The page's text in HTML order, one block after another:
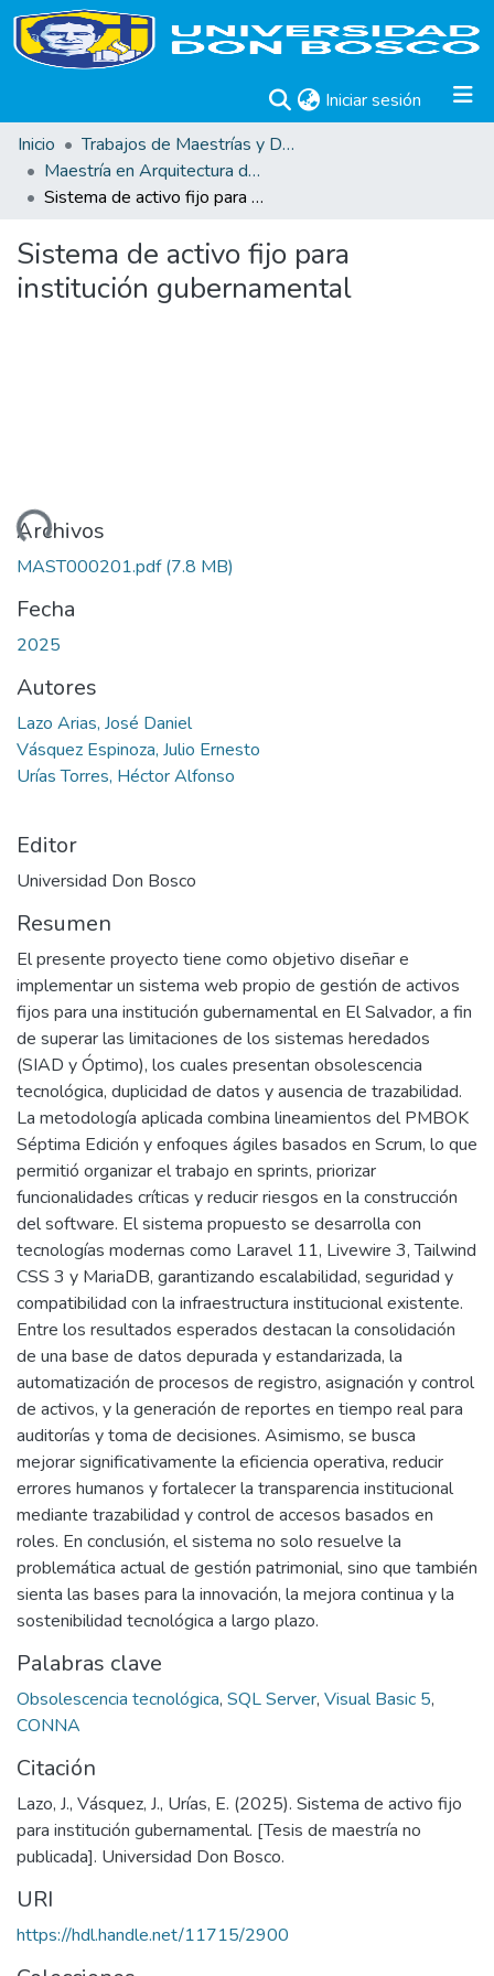
Iniciar sesión (current)
Inicio
Trabajos de Maestrías y Doctorados
Maestría en Arquitectura de Software
Sistema de activo fijo para institución gubernamental
Sistema de activo fijo para
institución gubernamental
Archivos
MAST000201.pdf(7.8 MB)
Fecha
2025
Autores
Lazo Arias, José Daniel
Vásquez Espinoza, Julio Ernesto
Urías Torres, Héctor Alfonso
Editor
Universidad Don Bosco
Resumen
El presente proyecto tiene como objetivo diseñar e
implementar un sistema web propio de gestión de activos
fijos para una institución gubernamental en El Salvador, a fin
de superar las limitaciones de los sistemas heredados
(SIAD y Óptimo), los cuales presentan obsolescencia
tecnológica, duplicidad de datos y ausencia de trazabilidad.
La metodología aplicada combina lineamientos del PMBOK
Séptima Edición y enfoques ágiles basados en Scrum, lo que
permitió organizar el trabajo en sprints, priorizar
funcionalidades críticas y reducir riesgos en la construcción
del software. El sistema propuesto se desarrolla con
tecnologías modernas como Laravel 11, Livewire 3, Tailwind
CSS 3 y MariaDB, garantizando escalabilidad, seguridad y
compatibilidad con la infraestructura institucional existente.
Entre los resultados esperados destacan la consolidación
de una base de datos depurada y estandarizada, la
automatización de procesos de registro, asignación y control
de activos, y la generación de reportes en tiempo real para
auditorías y toma de decisiones. Asimismo, se busca
mejorar significativamente la eficiencia operativa, reducir
errores humanos y fortalecer la transparencia institucional
mediante trazabilidad y control de accesos basados en
roles. En conclusión, el sistema no solo resuelve la
problemática actual de gestión patrimonial, sino que también
sienta las bases para la innovación, la mejora continua y la
sostenibilidad tecnológica a largo plazo.
Palabras clave
Obsolescencia tecnológica, SQL Server, Visual Basic 5,
CONNA
Citación
Lazo, J., Vásquez, J., Urías, E. (2025). Sistema de activo fijo
para institución gubernamental. [Tesis de maestría no
publicada]. Universidad Don Bosco.
URI
https://hdl.handle.net/11715/2900